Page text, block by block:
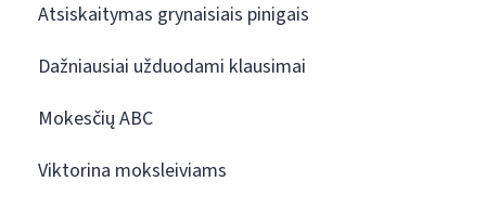
Atsiskaitymas grynaisiais pinigais
Dažniausiai užduodami klausimai
Mokesčių ABC
Viktorina moksleiviams